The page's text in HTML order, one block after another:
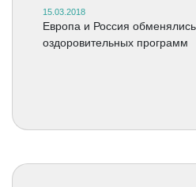
15.03.2018
Европа и Россия
оздоровительных программ